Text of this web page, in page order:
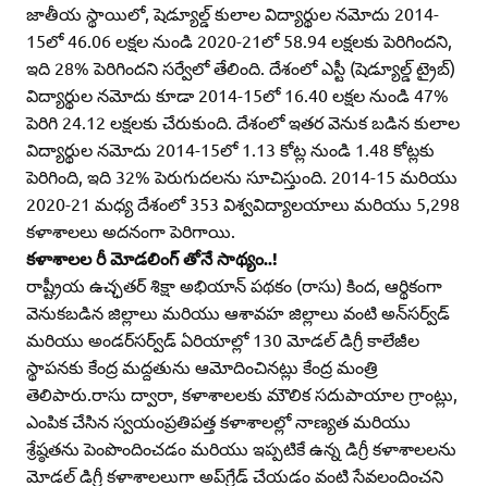
జాతీయ స్థాయిలో, షెడ్యూల్డ్‌ కులాల విద్యార్థుల నమోదు 2014-
15లో 46.06 లక్షల నుండి 2020-21లో 58.94 లక్షలకు పెరిగిందని,
ఇది 28% పెరిగిందని సర్వేలో తేలింది. దేశంలో ఎస్టీ (షెడ్యూల్డ్‌ ట్రైబ్‌)
విద్యార్థుల నమోదు కూడా 2014-15లో 16.40 లక్షల నుండి 47%
పెరిగి 24.12 లక్షలకు చేరుకుంది. దేశంలో ఇతర వెనుక బడిన కులాల
విద్యార్థుల నమోదు 2014-15లో 1.13 కోట్ల నుండి 1.48 కోట్లకు
పెరిగింది, ఇది 32% పెరుగుదలను సూచిస్తుంది. 2014-15 మరియు
2020-21 మధ్య దేశంలో 353 విశ్వవిద్యాలయాలు మరియు 5,298
కళాశాలలు అదనంగా పెరిగాయి.
కళాశాలల రీ మోడలింగ్‌ తోనే సాథ్యం..!
రాష్ట్రీయ ఉచ్ఛతర్‌ శిక్షా అభియాన్‌ పథకం (రాసు) కింద, ఆర్థికంగా
వెనుకబడిన జిల్లాలు మరియు ఆశావహ జిల్లాలు వంటి అన్‌సర్వ్‌డ్‌
మరియు అండర్‌సర్వ్‌డ్‌ ఏరియాల్లో 130 మోడల్‌ డిగ్రీ కాలేజీల
స్థాపనకు కేంద్ర మద్దతును ఆమోదించినట్లు కేంద్ర మంత్రి
తెలిపారు.రాసు ద్వారా, కళాశాలలకు మౌలిక సదుపాయాల గ్రాంట్లు,
ఎంపిక చేసిన స్వయంప్రతిపత్త కళాశాలల్లో నాణ్యత మరియు
శ్రేష్ఠతను పెంపొందించడం మరియు ఇప్పటికే ఉన్న డిగ్రీ కళాశాలలను
మోడల్‌ డిగ్రీ కళాశాలలుగా అప్‌గ్రేడ్‌ చేయడం వంటి సేవలందించని